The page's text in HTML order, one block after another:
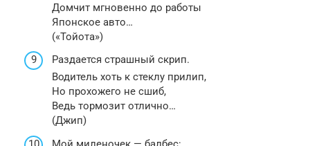
Домчит мгновенно до работы
Японское авто…
(«Тойота»)
Раздается страшный скрип.
Водитель хоть к стеклу прилип,
Но прохожего не сшиб,
Ведь тормозит отлично…
(Джип)